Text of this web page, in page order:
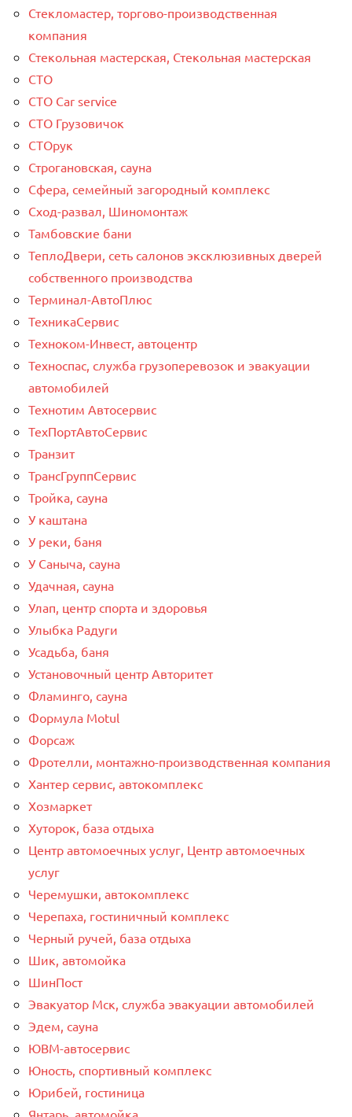
Стекломастер, торгово-производственная
компания
Стекольная мастерская, Стекольная мастерская
СТО
СТО Car service
СТО Грузовичок
СТОрук
Строгановская, сауна
Сфера, семейный загородный комплекс
Сход-развал, Шиномонтаж
Тамбовские бани
ТеплоДвери, сеть салонов эксклюзивных дверей
собственного производства
Терминал-АвтоПлюс
ТехникаСервис
Техноком-Инвест, автоцентр
Техноспас, служба грузоперевозок и эвакуации
автомобилей
Технотим Автосервис
ТехПортАвтоСервис
Транзит
ТрансГруппСервис
Тройка, сауна
У каштана
У реки, баня
У Саныча, сауна
Удачная, сауна
Улап, центр спорта и здоровья
Улыбка Радуги
Усадьба, баня
Установочный центр Авторитет
Фламинго, сауна
Формула Motul
Форсаж
Фротелли, монтажно-производственная компания
Хантер сервис, автокомплекс
Хозмаркет
Хуторок, база отдыха
Центр автомоечных услуг, Центр автомоечных
услуг
Черемушки, автокомплекс
Черепаха, гостиничный комплекс
Черный ручей, база отдыха
Шик, автомойка
ШинПост
Эвакуатор Мск, служба эвакуации автомобилей
Эдем, сауна
ЮВМ-автосервис
Юность, спортивный комплекс
Юрибей, гостиница